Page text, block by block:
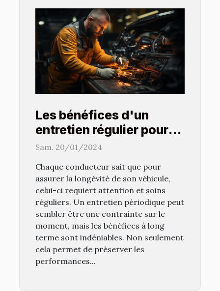
Les bénéfices d'un
entretien régulier pour
prolonger la vie de votre
Sam. 20/01/2024
Chaque conducteur sait que pour
assurer la longévité de son véhicule,
celui-ci requiert attention et soins
réguliers. Un entretien périodique peut
sembler être une contrainte sur le
moment, mais les bénéfices à long
terme sont indéniables. Non seulement
cela permet de préserver les
performances...